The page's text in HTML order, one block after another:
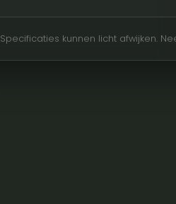
Specificaties kunnen licht afwijken.